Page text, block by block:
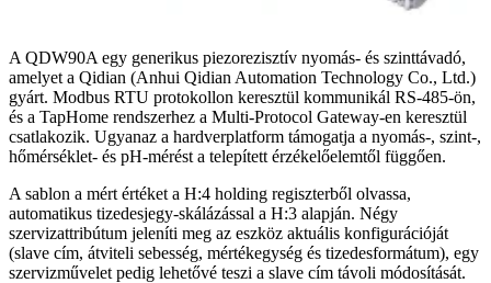
A QDW90A egy generikus piezorezisztív nyomás- és szinttávadó,
amelyet a Qidian (Anhui Qidian Automation Technology Co., Ltd.)
gyárt. Modbus RTU protokollon keresztül kommunikál RS-485-ön,
és a TapHome rendszerhez a Multi-Protocol Gateway-en keresztül
csatlakozik. Ugyanaz a hardverplatform támogatja a nyomás-, szint-,
hőmérséklet- és pH-mérést a telepített érzékelőelemtől függően.
A sablon a mért értéket a H:4 holding regiszterből olvassa,
automatikus tizedesjegy-skálázással a H:3 alapján. Négy
szervizattribútum jeleníti meg az eszköz aktuális konfigurációját
(slave cím, átviteli sebesség, mértékegység és tizedesformátum), egy
szervizművelet pedig lehetővé teszi a slave cím távoli módosítását.